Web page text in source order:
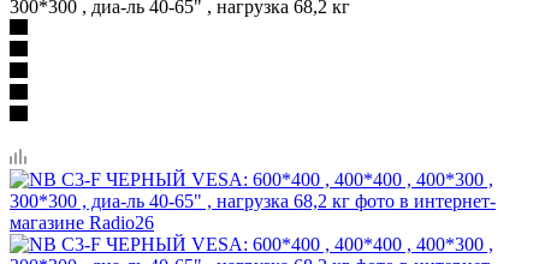
300*300 , диа-ль 40-65" , нагрузка 68,2 кг